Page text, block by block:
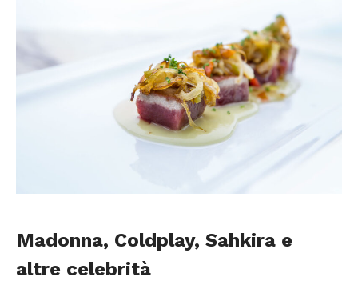
Madonna, Coldplay, Sahkira e
altre celebrità